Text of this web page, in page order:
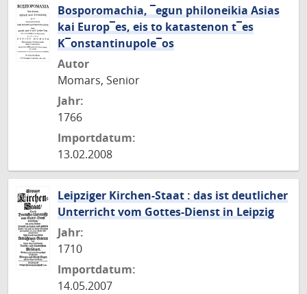
Bosporomachia, ¯egun philoneikia Asias
kai Europ¯es, eis to katastenon t¯es
K¯onstantinupole¯os
Autor
Momars, Senior
Jahr:
1766
Importdatum:
13.02.2008
Leipziger Kirchen-Staat : das ist deutlicher
Unterricht vom Gottes-Dienst in Leipzig
Jahr:
1710
Importdatum:
14.05.2007